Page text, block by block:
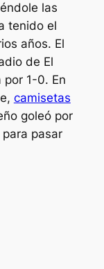
las
tenido el
años. El
de El
por 1-0. En
camisetas
goleó por
pasar